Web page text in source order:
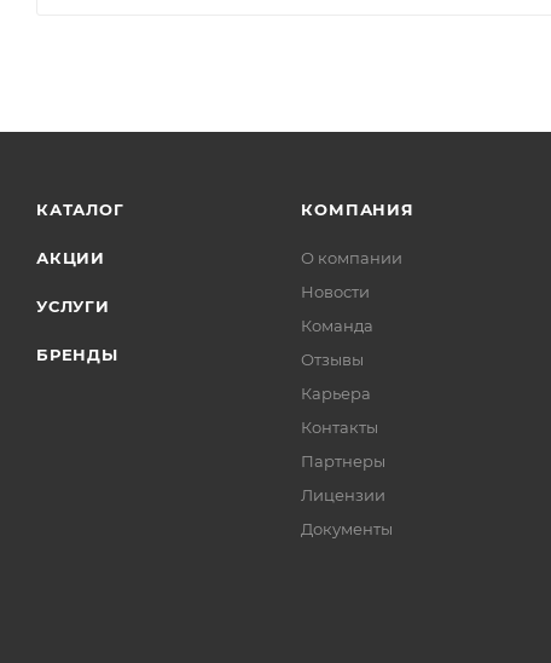
КАТАЛОГ
АКЦИИ
УСЛУГИ
БРЕНДЫ
КОМПАНИЯ
О компании
Новости
Команда
Отзывы
Карьера
Контакты
Партнеры
Лицензии
Документы